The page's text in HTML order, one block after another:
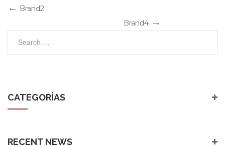
Navegación
de
entradas
Previous
Brand2
Post
Brand4
CATEGORÍAS
RECENT NEWS